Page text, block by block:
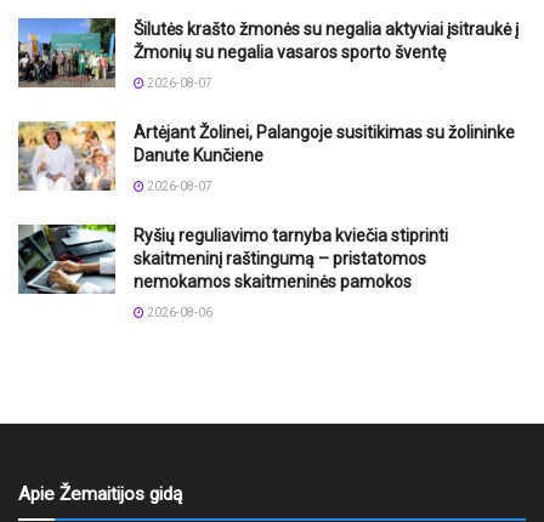
Šilutės krašto žmonės su negalia aktyviai įsitraukė į
Žmonių su negalia vasaros sporto šventę
2026-08-07
Artėjant Žolinei, Palangoje susitikimas su žolininke
Danute Kunčiene
2026-08-07
Ryšių reguliavimo tarnyba kviečia stiprinti
skaitmeninį raštingumą – pristatomos
nemokamos skaitmeninės pamokos
2026-08-06
Apie Žemaitijos gidą